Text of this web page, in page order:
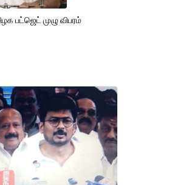
பட்ஜெட் முழு விபரம்